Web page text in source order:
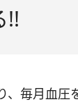
!!
、毎月血圧